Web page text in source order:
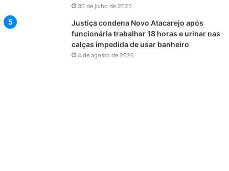
30 de julho de 2026
Justiça condena Novo Atacarejo após
funcionária trabalhar 18 horas e urinar nas
calças impedida de usar banheiro
4 de agosto de 2026